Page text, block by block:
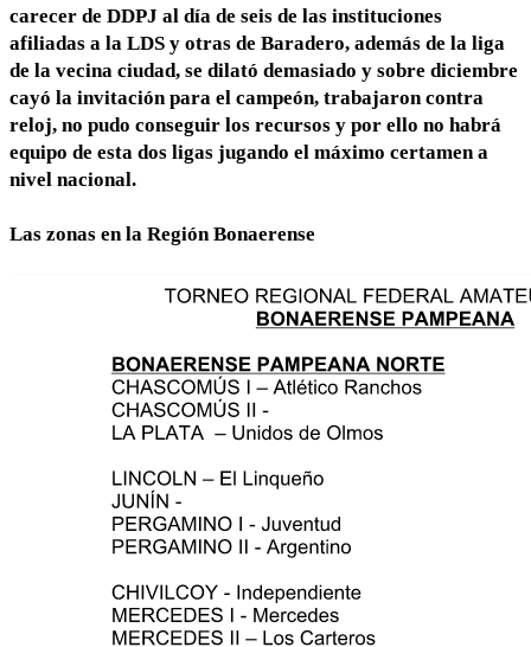
carecer de DDPJ al día de seis de las instituciones
afiliadas a la LDS y otras de Baradero, además de la liga
de la vecina ciudad, se dilató demasiado y sobre diciembre
cayó la invitación para el campeón, trabajaron contra
reloj, no pudo conseguir los recursos y por ello no habrá
equipo de esta dos ligas jugando el máximo certamen a
nivel nacional.
Las zonas en la Región Bonaerense